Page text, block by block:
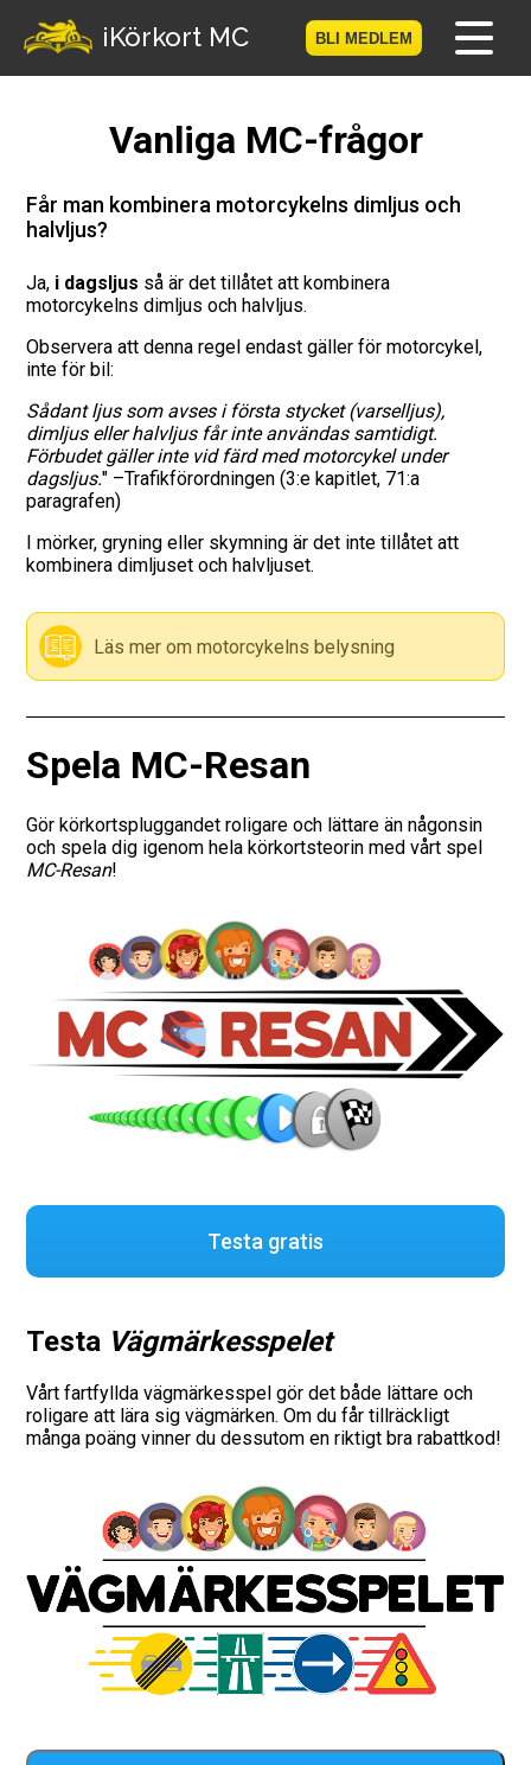
iKörkort MC BLI MEDLEM
Prov
MC-Resan
Vägmärkesspelet
Körkortsteori
Checklista för ditt MC-kort
Vägmärken
Presentkort
Vanliga MC-frågor
Får man kombinera motorcykelns dimljus och
halvljus?
Ja, i dagsljus så är det tillåtet att kombinera
motorcykelns dimljus och halvljus.
Observera att denna regel endast gäller för motorcykel,
inte för bil:
Sådant ljus som avses i första stycket (varselljus),
dimljus eller halvljus får inte användas samtidigt.
Förbudet gäller inte vid färd med motorcykel under
dagsljus." –Trafikförordningen (3:e kapitlet, 71:a
paragrafen)
I mörker, gryning eller skymning är det inte tillåtet att
kombinera dimljuset och halvljuset.
Läs mer om motorcykelns belysning
Spela MC-Resan
Gör körkortspluggandet roligare och lättare än någonsin
och spela dig igenom hela körkortsteorin med vårt spel
MC-Resan!
Testa gratis
Testa Vägmärkesspelet
Vårt fartfyllda vägmärkesspel gör det både lättare och
roligare att lära sig vägmärken. Om du får tillräckligt
många poäng vinner du dessutom en riktigt bra rabattkod!